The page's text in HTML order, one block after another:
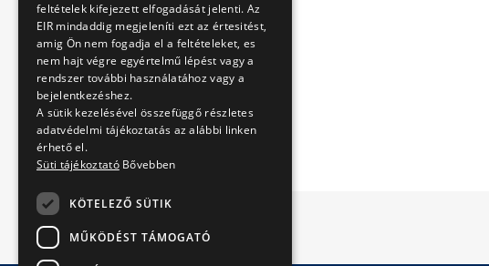
BKV Zrt.
2023.05.27.
feltételek kifejezett elfogadását jelenti. Az
EIR mindaddig megjeleníti ezt az értesitést,
amig Ön nem fogadja el a feltételeket, es
nem hajt végre egyértelmű lépést vagy a
rendszer további használatához vagy a
bejelentkezéshez.
A sütik kezelésével összefüggő részletes
adatvédelmi tájékoztatás az alábbi linken
érhető el.
Süti tájékoztató Bővebben
KÖTELEZŐ SÜTIK
MŰKÖDÉST TÁMOGATÓ